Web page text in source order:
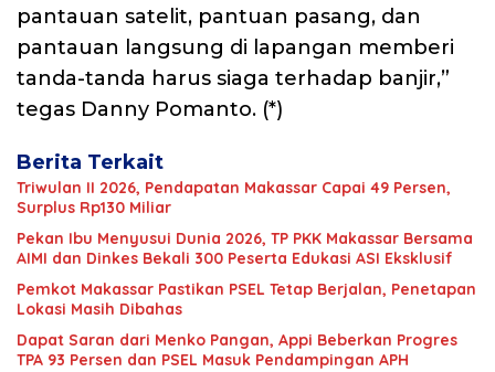
pantauan satelit, pantuan pasang, dan
pantauan langsung di lapangan memberi
tanda-tanda harus siaga terhadap banjir,”
tegas Danny Pomanto. (*)
Berita Terkait
Triwulan II 2026, Pendapatan Makassar Capai 49 Persen,
Surplus Rp130 Miliar
Pekan Ibu Menyusui Dunia 2026, TP PKK Makassar Bersama
AIMI dan Dinkes Bekali 300 Peserta Edukasi ASI Eksklusif
Pemkot Makassar Pastikan PSEL Tetap Berjalan, Penetapan
Lokasi Masih Dibahas
Dapat Saran dari Menko Pangan, Appi Beberkan Progres
TPA 93 Persen dan PSEL Masuk Pendampingan APH